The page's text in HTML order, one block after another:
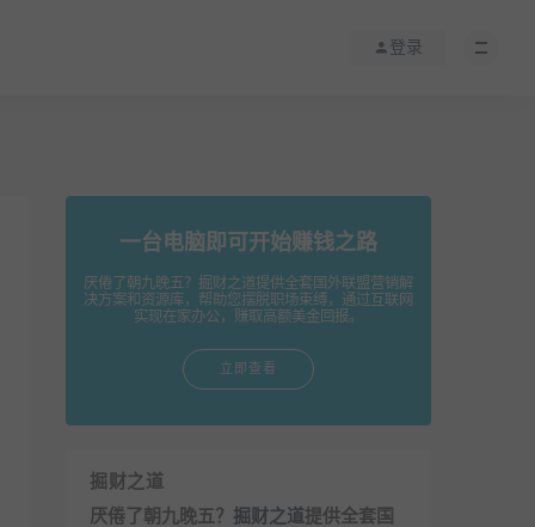
登录
一台电脑即可开始赚钱之路
厌倦了朝九晚五？掘财之道提供全套国外联盟营销解
决方案和资源库，帮助您摆脱职场束缚，通过互联网
实现在家办公，赚取高额美金回报。
立即查看
掘财之道
厌倦了朝九晚五？ 掘财之道提供全套国